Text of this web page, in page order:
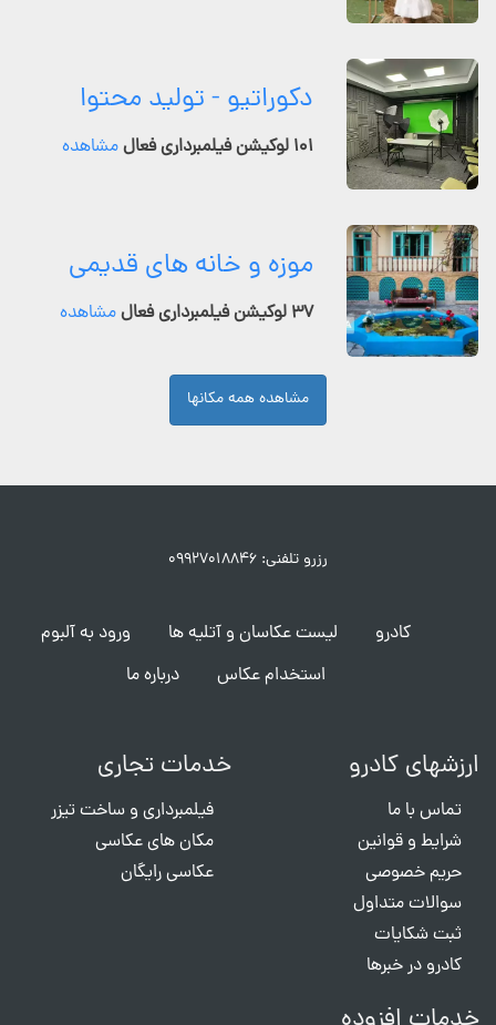
دکوراتیو - تولید محتوا
۱۰۱ لوکیشن فیلمبرداری فعال مشاهده
موزه و خانه های قدیمی
۳۷ لوکیشن فیلمبرداری فعال مشاهده
مشاهده همه مکانها
رزرو تلفنی: ۰۹۹۲۷۰۱۸۸۴۶
کادرو لیست عکاسان و آتلیه ها
ورود به آلبوم
استخدام عکاس
درباره ما
ارزشهای کادرو
تماس با ما
شرایط و قوانین
حریم خصوصی
سوالات متداول
ثبت شکایات
کادرو در خبرها
خدمات تجاری
فیلمبرداری و ساخت تیزر
مکان های عکاسی
عکاسی رایگان